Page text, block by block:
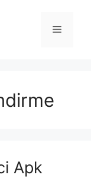
Menü
Apk